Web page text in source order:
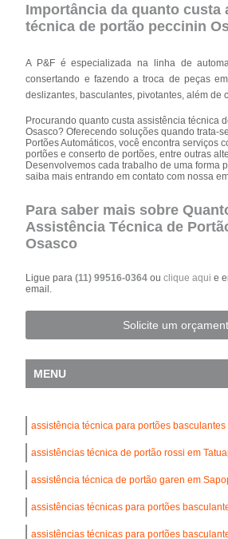
Importância da quanto custa
técnica de portão peccinin
A P&F é especializada na linha de
consertando e fazendo a troca de peças
deslizantes, basculantes, pivotantes, além de
Procurando quanto custa assistência técnica
Osasco? Oferecendo soluções quando trata-
Portões Automáticos, você encontra serviços
portões e conserto de portões, entre outras
Desenvolvemos cada trabalho de uma forma
saiba mais entrando em contato com nossa
Para saber mais sobre
Assistência Técnica de
Osasco
Ligue para(11) 99516-0364ouclique aqui e
email.
Solicite um
MENU
assistência técnica para portões basculantes
assistências técnica de portão rossi em
assistência técnica de portão garen em
assistências técnicas para portões
assistências técnicas para portões